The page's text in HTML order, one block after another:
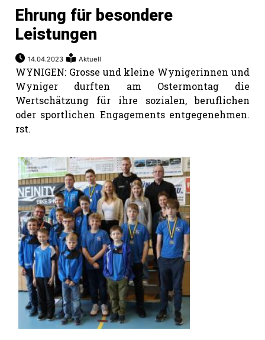
Ehrung für besondere
Leistungen
14.04.2023 Aktuell
WYNIGEN: Grosse und kleine Wynigerinnen und
Wyniger durften am Ostermontag die
Wertschätzung für ihre sozialen, beruflichen
oder sportlichen Engagements entgegenehmen.
rst.